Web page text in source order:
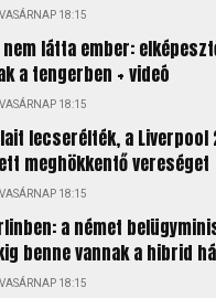
18:15
nem látta ember:
a tengerben + videó
18:15
lecserélték, a
meghökkentő vereséget
18:15
a német
benne vannak a hibrid
18:15